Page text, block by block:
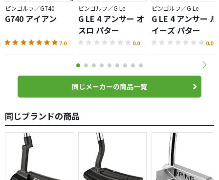
ピンゴルフ／G740
G740 アイアン
7.0
ピンゴルフ／G Le
G LE 4 アンサー オ
スロ パター
0.0
ピンゴルフ／G Le
G LE 4 アンサー ル
イーズ パター
0.0
同じメーカーの商品一覧
同じブランドの商品